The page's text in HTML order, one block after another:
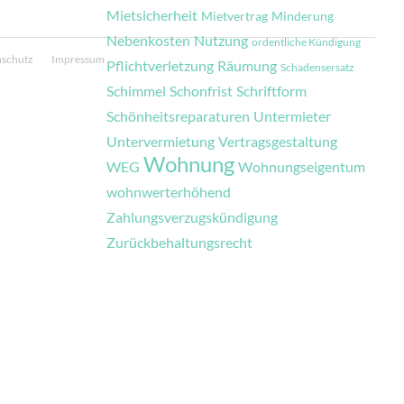
Mietsicherheit Mietvertrag Minderung
Nebenkosten Nutzung ordentliche Kündigung
Pflichtverletzung Räumung Schadensersatz
Schimmel Schonfrist Schriftform
Schönheitsreparaturen Untermieter
Untervermietung Vertragsgestaltung
WEG Wohnung Wohnungseigentum
wohnwerterhöhend
Zahlungsverzugskündigung
Zurückbehaltungsrecht
Impressum